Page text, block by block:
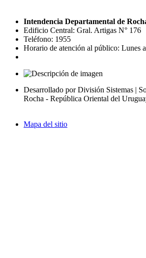
Intendencia Departamental de
Edificio Central: Gral. Artigas N° 176
Teléfono: 1955
Horario de atención al público: Lunes
Desarrollado por División Sistemas |
Rocha - República Oriental del
Mapa del sitio